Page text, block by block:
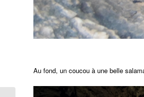
Au fond, un coucou à une belle